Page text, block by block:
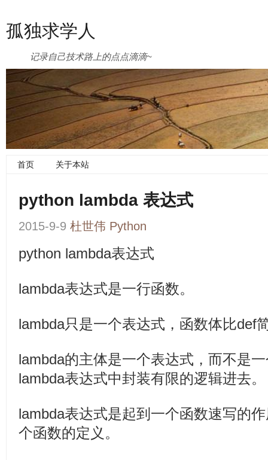
孤独求学人
记录自己技术路上的点点滴滴~
首页 关于本站
python lambda 表达式
2015-9-9 杜世伟 Python
python lambda表达式
lambda表达式是一行函数。
lambda只是一个表达式，函数体比def
lambda的主体是一个表达式，而不是
lambda表达式中封装有限的逻辑进去。
lambda表达式是起到一个函数速写的
个函数的定义。